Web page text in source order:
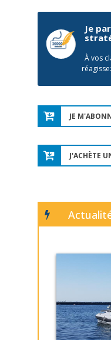
Je
À vos
JE
J'ACHÈTE